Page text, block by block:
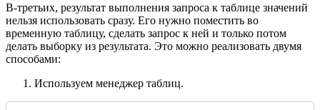
В-третьих, результат выполнения запроса к таблице значений
нельзя использовать сразу. Его нужно поместить во
временную таблицу, сделать запрос к ней и только потом
делать выборку из результата. Это можно реализовать двумя
способами:
Используем менеджер таблиц.